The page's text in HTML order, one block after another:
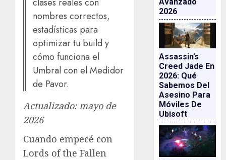
clases reales con
nombres correctos,
estadísticas para
optimizar tu build y
cómo funciona el
Umbral con el Medidor
de Pavor.
Actualizado: mayo de
2026
Cuando empecé con
Lords of the Fallen
2026
Assassin’s
Creed Jade En
2026: Qué
Sabemos Del
Asesino Para
Móviles De
Ubisoft